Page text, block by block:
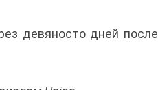
девяносто дней после